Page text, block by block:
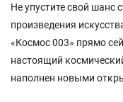
Не упустите свой шанс
произведения
«Космос 003» прямо
настоящий
наполнен новыми